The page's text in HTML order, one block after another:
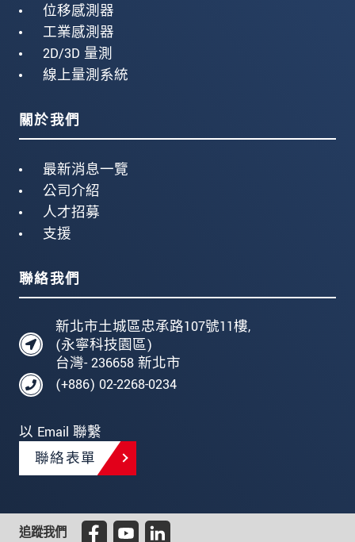
位移感測器
工業感測器
2D/3D 量測
線上量測系統
關於我們
最新消息一覽
公司介紹
人才招募
支援
聯絡我們
新北市土城區忠承路107號11樓,
(永寧科技園區)
台灣- 236658 新北市
(+886) 02-2268-0234
以 Email 聯繫
聯絡表單
追蹤我們